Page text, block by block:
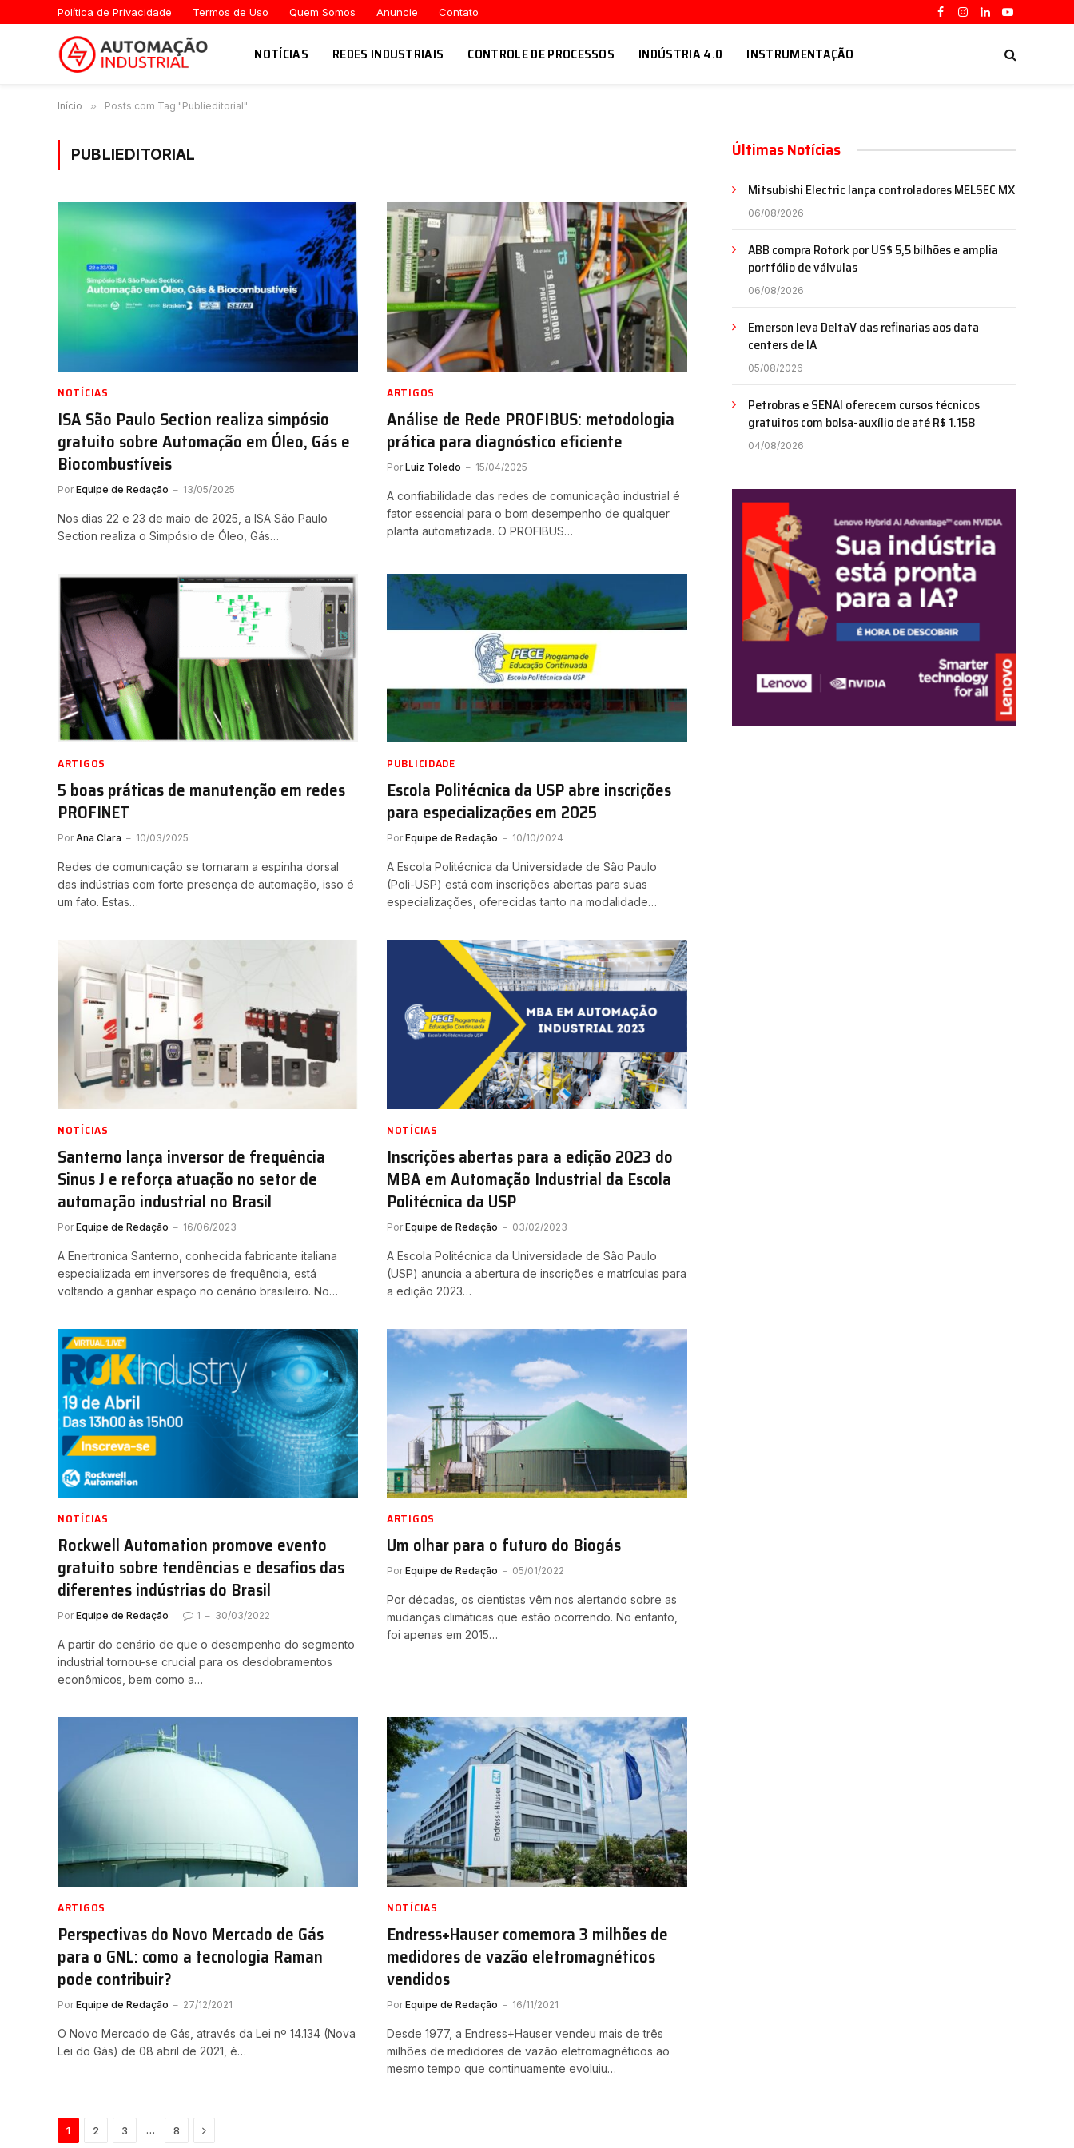
Política de Privacidade Termos de Uso Quem Somos Anuncie Contato
Facebook
Instagram
LinkedInYouTube
NOTÍCIAS REDES INDUSTRIAIS CONTROLE DE PROCESSOS INDÚSTRIA 4.0 INSTRUMENTAÇÃO
Início » Posts com Tag "Publieditorial"
PUBLIEDITORIAL
NOTÍCIAS
ISA São Paulo Section realiza simpósio
gratuito sobre Automação em Óleo, Gás e
Biocombustíveis
Por Equipe de Redação 13/05/2025
Nos dias 22 e 23 de maio de 2025, a ISA São Paulo
Section realiza o Simpósio de Óleo, Gás…
ARTIGOS
Análise de Rede PROFIBUS: metodologia
prática para diagnóstico eficiente
Por Luiz Toledo 15/04/2025
A confiabilidade das redes de comunicação industrial é
fator essencial para o bom desempenho de qualquer
planta automatizada. O PROFIBUS…
ARTIGOS
5 boas práticas de manutenção em redes
PROFINET
Por Ana Clara 10/03/2025
Redes de comunicação se tornaram a espinha dorsal
das indústrias com forte presença de automação, isso é
um fato. Estas…
PUBLICIDADE
Escola Politécnica da USP abre inscrições
para especializações em 2025
Por Equipe de Redação 10/10/2024
A Escola Politécnica da Universidade de São Paulo
(Poli-USP) está com inscrições abertas para suas
especializações, oferecidas tanto na modalidade…
NOTÍCIAS
Santerno lança inversor de frequência
Sinus J e reforça atuação no setor de
automação industrial no Brasil
Por Equipe de Redação 16/06/2023
A Enertronica Santerno, conhecida fabricante italiana
especializada em inversores de frequência, está
voltando a ganhar espaço no cenário brasileiro. No…
NOTÍCIAS
Inscrições abertas para a edição 2023 do
MBA em Automação Industrial da Escola
Politécnica da USP
Por Equipe de Redação 03/02/2023
A Escola Politécnica da Universidade de São Paulo
(USP) anuncia a abertura de inscrições e matrículas para
a edição 2023…
NOTÍCIAS
Rockwell Automation promove evento
gratuito sobre tendências e desafios das
diferentes indústrias do Brasil
Por Equipe de Redação 1 30/03/2022
A partir do cenário de que o desempenho do segmento
industrial tornou-se crucial para os desdobramentos
econômicos, bem como a…
ARTIGOS
Um olhar para o futuro do Biogás
Por Equipe de Redação 05/01/2022
Por décadas, os cientistas vêm nos alertando sobre as
mudanças climáticas que estão ocorrendo. No entanto,
foi apenas em 2015…
ARTIGOS
Perspectivas do Novo Mercado de Gás
para o GNL: como a tecnologia Raman
pode contribuir?
Por Equipe de Redação 27/12/2021
O Novo Mercado de Gás, através da Lei nº 14.134 (Nova
Lei do Gás) de 08 abril de 2021, é…
NOTÍCIAS
Endress+Hauser comemora 3 milhões de
medidores de vazão eletromagnéticos
vendidos
Por Equipe de Redação 16/11/2021
Desde 1977, a Endress+Hauser vendeu mais de três
milhões de medidores de vazão eletromagnéticos ao
mesmo tempo que continuamente evoluiu…
1 2 3 … 8 Próximo
Últimas Notícias
Mitsubishi Electric lança controladores MELSEC MX
06/08/2026
ABB compra Rotork por US$ 5,5 bilhões e amplia
portfólio de válvulas
06/08/2026
Emerson leva DeltaV das refinarias aos data
centers de IA
05/08/2026
Petrobras e SENAI oferecem cursos técnicos
gratuitos com bolsa-auxílio de até R$ 1.158
04/08/2026